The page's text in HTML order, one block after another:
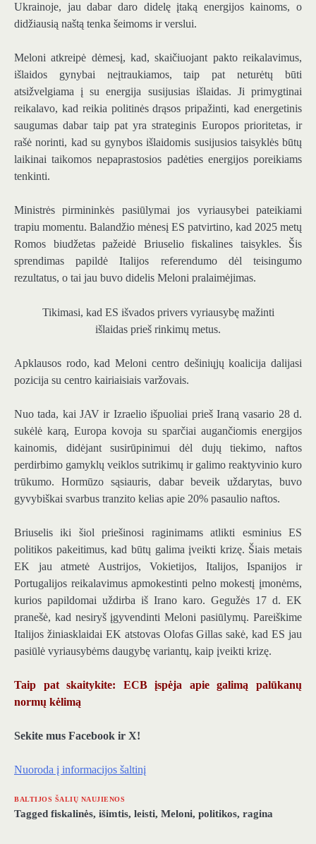
Ukrainoje, jau dabar daro didelę įtaką energijos kainoms, o
didžiausią naštą tenka šeimoms ir verslui.
Meloni atkreipė dėmesį, kad, skaičiuojant pakto reikalavimus,
išlaidos gynybai neįtraukiamos, taip pat neturėtų būti
atsižvelgiama į su energija susijusias išlaidas. Ji primygtinai
reikalavo, kad reikia politinės drąsos pripažinti, kad energetinis
saugumas dabar taip pat yra strateginis Europos prioritetas, ir
rašė norinti, kad su gynybos išlaidomis susijusios taisyklės būtų
laikinai taikomos nepaprastosios padėties energijos poreikiams
tenkinti.
Ministrės pirmininkės pasiūlymai jos vyriausybei pateikiami
trapiu momentu. Balandžio mėnesį ES patvirtino, kad 2025 metų
Romos biudžetas pažeidė Briuselio fiskalines taisykles. Šis
sprendimas papildė Italijos referendumo dėl teisingumo
rezultatus, o tai jau buvo didelis Meloni pralaimėjimas.
Tikimasi, kad ES išvados privers vyriausybę mažinti
išlaidas prieš rinkimų metus.
Apklausos rodo, kad Meloni centro dešiniųjų koalicija dalijasi
pozicija su centro kairiaisiais varžovais.
Nuo tada, kai JAV ir Izraelio išpuoliai prieš Iraną vasario 28 d.
sukėlė karą, Europa kovoja su sparčiai augančiomis energijos
kainomis, didėjant susirūpinimui dėl dujų tiekimo, naftos
perdirbimo gamyklų veiklos sutrikimų ir galimo reaktyvinio kuro
trūkumo. Hormūzo sąsiauris, dabar beveik uždarytas, buvo
gyvybiškai svarbus tranzito kelias apie 20% pasaulio naftos.
Briuselis iki šiol priešinosi raginimams atlikti esminius ES
politikos pakeitimus, kad būtų galima įveikti krizę. Šiais metais
EK jau atmetė Austrijos, Vokietijos, Italijos, Ispanijos ir
Portugalijos reikalavimus apmokestinti pelno mokestį įmonėms,
kurios papildomai uždirba iš Irano karo. Gegužės 17 d. EK
pranešė, kad nesiryš įgyvendinti Meloni pasiūlymų. Pareiškime
Italijos žiniasklaidai EK atstovas Olofas Gillas sakė, kad ES jau
pasiūlė vyriausybėms daugybę variantų, kaip įveikti krizę.
Taip pat skaitykite: ECB įspėja apie galimą palūkanų
normų kėlimą
Sekite mus Facebook ir X!
Nuoroda į informacijos šaltinį
BALTIJOS ŠALIŲ NAUJIENOS
Tagged fiskalinės, išimtis, leisti, Meloni, politikos, ragina